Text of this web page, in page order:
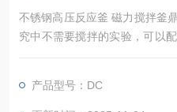
不锈钢高压反应釜 磁力搅拌釜
究中不需要搅拌的实验，可以
底管、热电偶及过程进样口等。
产品型号：DC